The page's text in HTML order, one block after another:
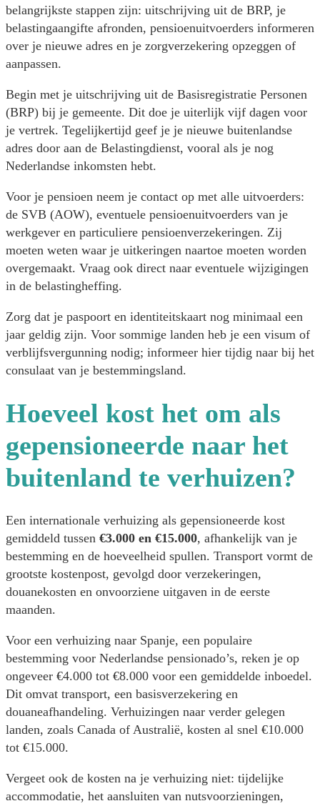
belangrijkste stappen zijn: uitschrijving uit de BRP, je
belastingaangifte afronden, pensioenuitvoerders informeren
over je nieuwe adres en je zorgverzekering opzeggen of
aanpassen.
Begin met je uitschrijving uit de Basisregistratie Personen
(BRP) bij je gemeente. Dit doe je uiterlijk vijf dagen voor
je vertrek. Tegelijkertijd geef je je nieuwe buitenlandse
adres door aan de Belastingdienst, vooral als je nog
Nederlandse inkomsten hebt.
Voor je pensioen neem je contact op met alle uitvoerders:
de SVB (AOW), eventuele pensioenuitvoerders van je
werkgever en particuliere pensioenverzekeringen. Zij
moeten weten waar je uitkeringen naartoe moeten worden
overgemaakt. Vraag ook direct naar eventuele wijzigingen
in de belastingheffing.
Zorg dat je paspoort en identiteitskaart nog minimaal een
jaar geldig zijn. Voor sommige landen heb je een visum of
verblijfsvergunning nodig; informeer hier tijdig naar bij het
consulaat van je bestemmingsland.
Hoeveel kost het om als
gepensioneerde naar het
buitenland te verhuizen?
Een internationale verhuizing als gepensioneerde kost
gemiddeld tussen €3.000 en €15.000, afhankelijk van je
bestemming en de hoeveelheid spullen. Transport vormt de
grootste kostenpost, gevolgd door verzekeringen,
douanekosten en onvoorziene uitgaven in de eerste
maanden.
Voor een verhuizing naar Spanje, een populaire
bestemming voor Nederlandse pensionado’s, reken je op
ongeveer €4.000 tot €8.000 voor een gemiddelde inboedel.
Dit omvat transport, een basisverzekering en
douaneafhandeling. Verhuizingen naar verder gelegen
landen, zoals Canada of Australië, kosten al snel €10.000
tot €15.000.
Vergeet ook de kosten na je verhuizing niet: tijdelijke
accommodatie, het aansluiten van nutsvoorzieningen,